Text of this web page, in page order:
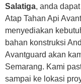
Salatiga, anda
Atap Tahan Api
menyediakan
bahan konstruksi
Avantguard akan
Semarang. Kami
sampai ke lokasi